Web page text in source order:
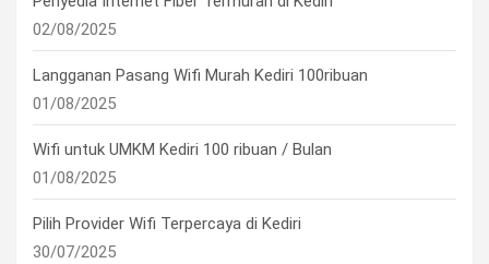
02/08/2025
Langganan Pasang Wifi Murah Kediri 100ribuan
01/08/2025
Wifi untuk UMKM Kediri 100 ribuan / Bulan
01/08/2025
Pilih Provider Wifi Terpercaya di Kediri
30/07/2025